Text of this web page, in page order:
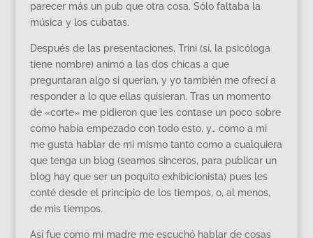
parecer más un pub que otra cosa. Sólo faltaba la
música y los cubatas.
Después de las presentaciones, Trini (sí, la psicóloga
tiene nombre) animó a las dos chicas a que
preguntaran algo si querían, y yo también me ofrecí a
responder a lo que ellas quisieran. Tras un momento
de «corte» me pidieron que les contase un poco sobre
como había empezado con todo esto, y… como a mi
me gusta hablar de mi mismo tanto como a cualquiera
que tenga un blog (seamos sinceros, para publicar un
blog hay que ser un poquito exhibicionista) pues les
conté desde el principio de los tiempos, o, al menos,
de mis tiempos.
Así fue como mi madre me escuchó hablar de cosas